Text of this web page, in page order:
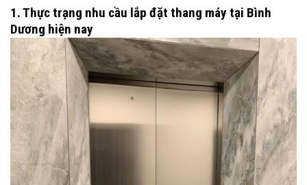
1. Thực trạng nhu cầu lắp đặt thang máy tại Bình
Dương hiện nay